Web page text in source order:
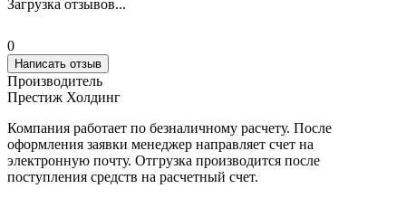
Загрузка отзывов...
0
Написать отзыв
Производитель
Престиж Холдинг
Компания работает по безналичному расчету. После
оформления заявки менеджер направляет счет на
электронную почту. Отгрузка производится после
поступления средств на расчетный счет.